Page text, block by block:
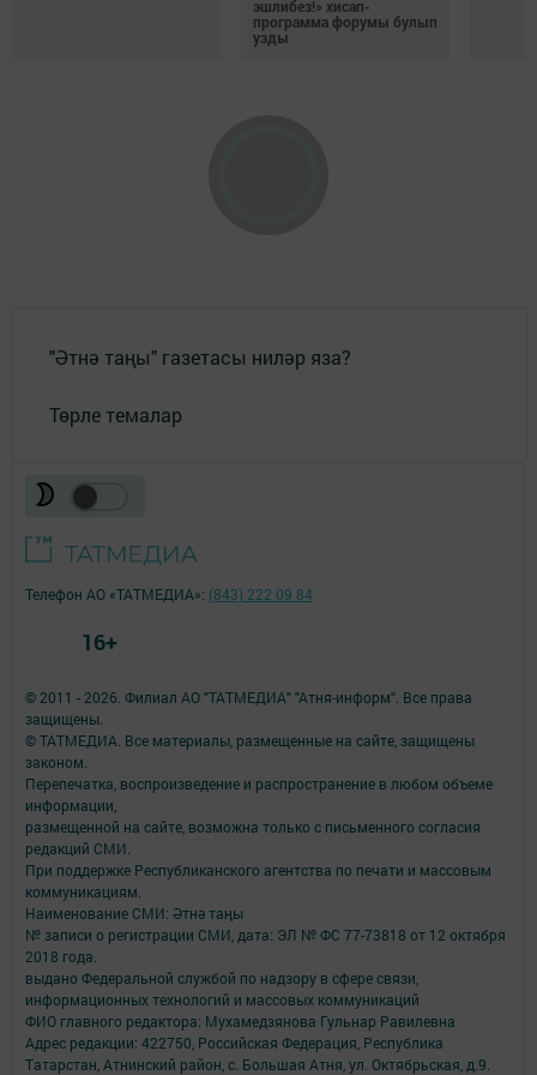
эшлибез!» хисап-
программа форумы булып
узды
"Әтнә таңы" газетасы ниләр яза?
Төрле темалар
© 2011 - 2026. Филиал АО "ТАТМЕДИА" "Атня-информ". Все права
защищены.
© ТАТМЕДИА. Все материалы, размещенные на сайте, защищены
законом.
Перепечатка, воспроизведение и распространение в любом объеме
информации,
размещенной на сайте, возможна только с письменного согласия
редакций СМИ.
При поддержке Республиканского агентства по печати и массовым
коммуникациям.
Наименование СМИ: Әтнә таңы
№ записи о регистрации СМИ, дата: ЭЛ № ФС 77-73818 от 12 октября
2018 года.
выдано Федеральной службой по надзору в сфере связи,
информационных технологий и массовых коммуникаций
ФИО главного редактора: Мухамедзянова Гульнар Равилевна
Адрес редакции: 422750, Российская Федерация, Республика
Татарстан, Атнинский район, с. Большая Атня, ул. Октябрьская, д.9.
Телефон АО «ТАТМЕДИА»: (843) 222 09 84
16+